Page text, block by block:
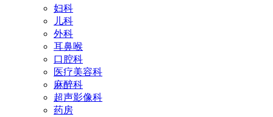
妇科
儿科
外科
耳鼻喉
口腔科
医疗美容科
麻醉科
超声影像科
药房